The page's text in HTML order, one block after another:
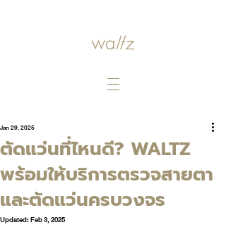
ตัดแว่นที่ไหนดี? WALTZ
พร้อมให้บริการตรวจสายตา
และตัดแว่นครบวงจร
Jan 29, 2025
Updated:Feb 3, 2025